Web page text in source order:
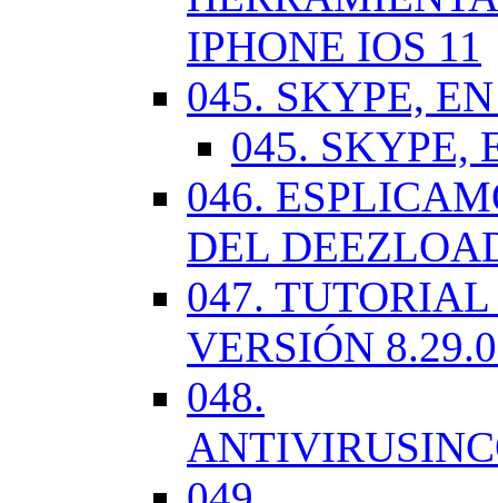
IPHONE IOS 11
045. SKYPE,
045. SKYPE,
046.
DEL
047.
VERSIÓN
048.